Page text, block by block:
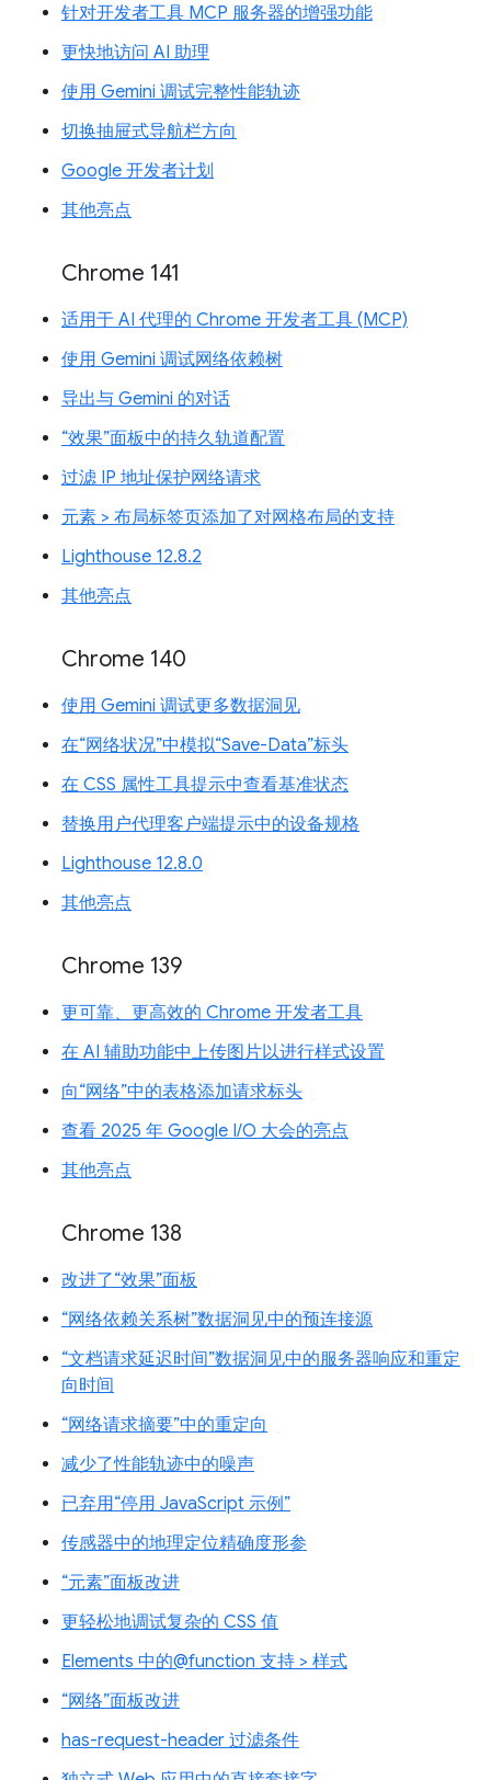
针对开发者工具 MCP 服务器的增强功能
更快地访问 AI 助理
使用 Gemini 调试完整性能轨迹
切换抽屉式导航栏方向
Google 开发者计划
其他亮点
Chrome 141
适用于 AI 代理的 Chrome 开发者工具 (MCP)
使用 Gemini 调试网络依赖树
导出与 Gemini 的对话
“效果”面板中的持久轨道配置
过滤 IP 地址保护网络请求
元素 > 布局标签页添加了对网格布局的支持
Lighthouse 12.8.2
其他亮点
Chrome 140
使用 Gemini 调试更多数据洞见
在“网络状况”中模拟“Save-Data”标头
在 CSS 属性工具提示中查看基准状态
替换用户代理客户端提示中的设备规格
Lighthouse 12.8.0
其他亮点
Chrome 139
更可靠、更高效的 Chrome 开发者工具
在 AI 辅助功能中上传图片以进行样式设置
向“网络”中的表格添加请求标头
查看 2025 年 Google I/O 大会的亮点
其他亮点
Chrome 138
改进了“效果”面板
“网络依赖关系树”数据洞见中的预连接源
“文档请求延迟时间”数据洞见中的服务器响应和重定
向时间
“网络请求摘要”中的重定向
减少了性能轨迹中的噪声
已弃用“停用 JavaScript 示例”
传感器中的地理定位精确度形参
“元素”面板改进
更轻松地调试复杂的 CSS 值
Elements 中的@function 支持 > 样式
“网络”面板改进
has-request-header 过滤条件